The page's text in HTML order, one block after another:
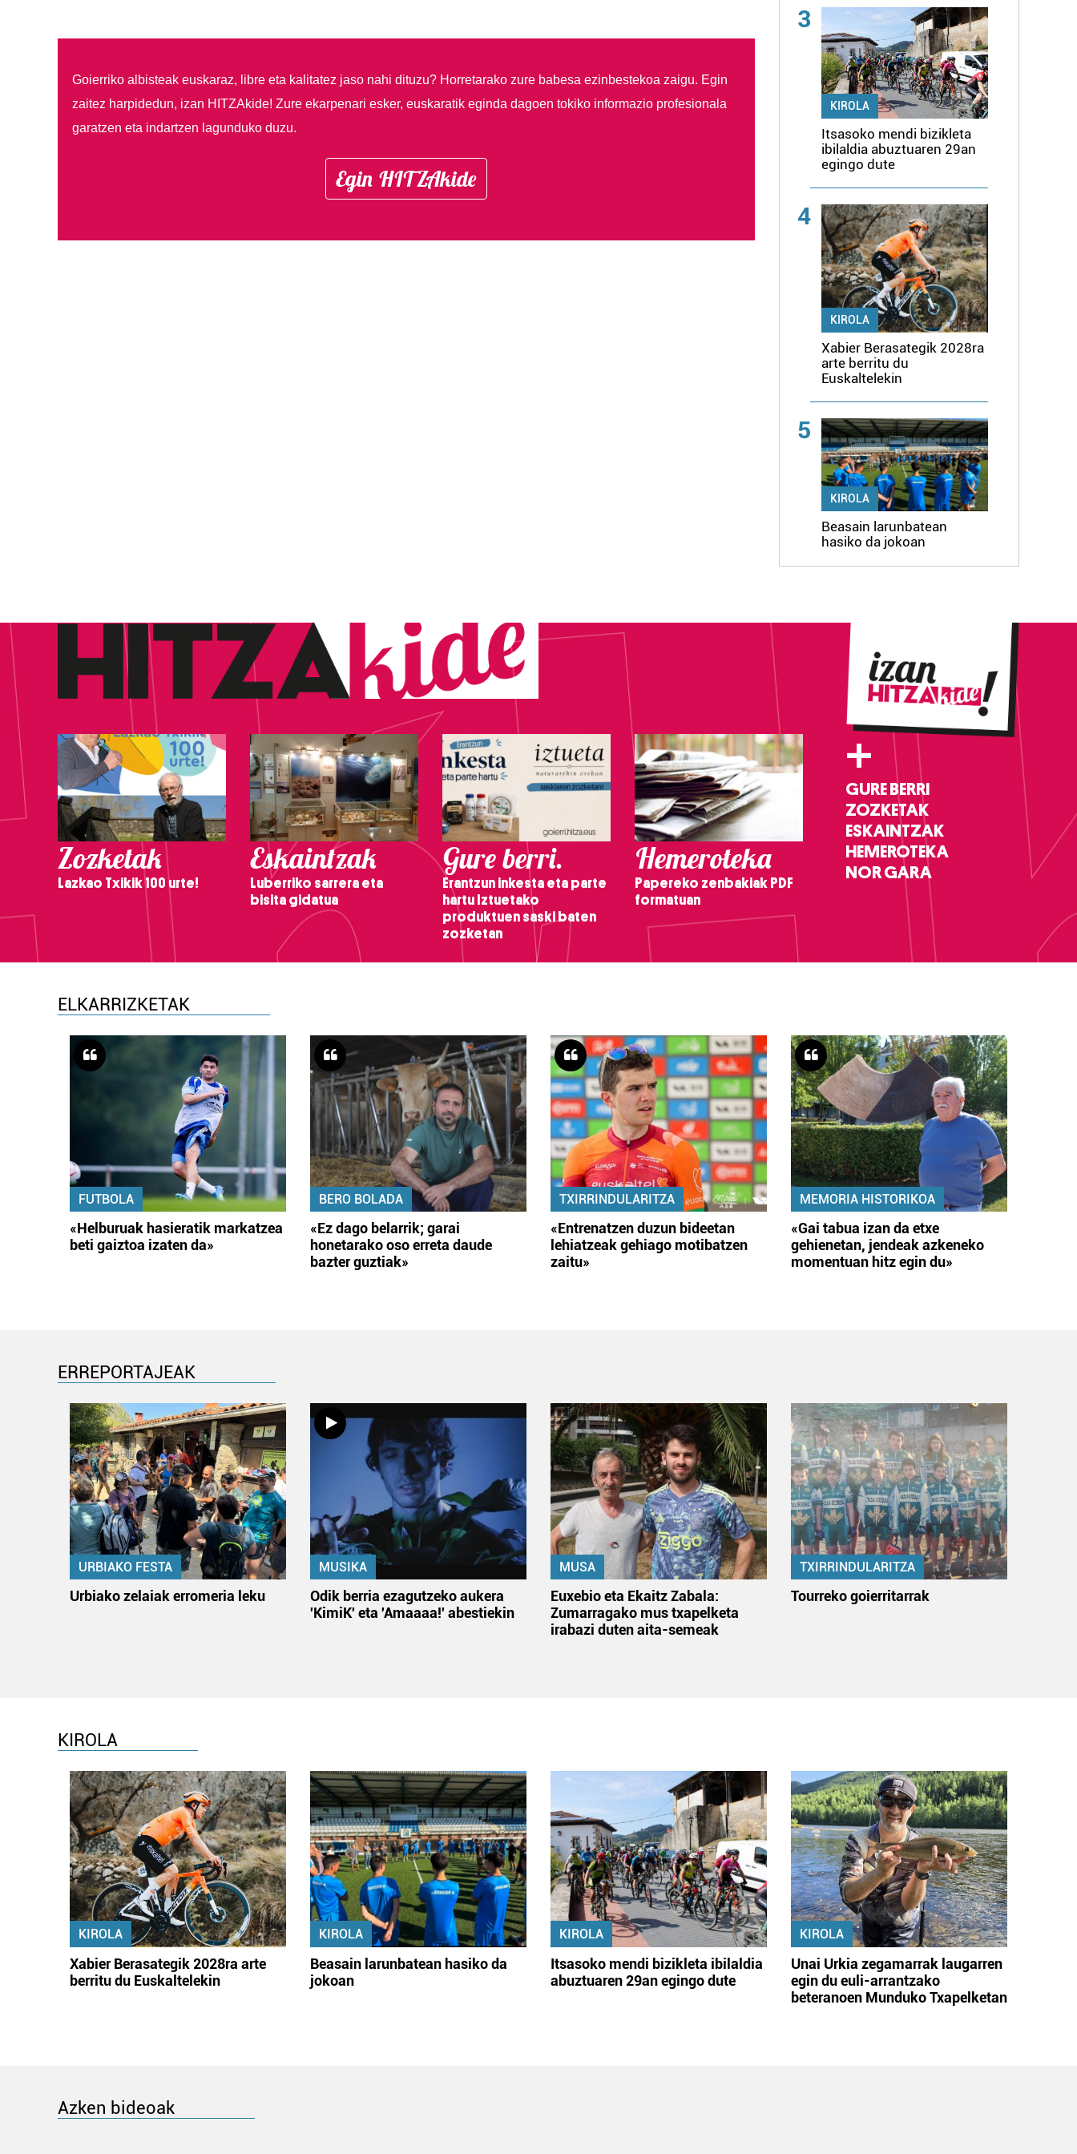
Goierriko albisteak euskaraz, libre eta kalitatez jaso nahi dituzu? Horretarako zure babesa ezinbestekoa zaigu. Egin
zaitez harpidedun, izan HITZAkide! Zure ekarpenari esker, euskaratik eginda dagoen tokiko informazio profesionala
garatzen eta indartzen lagunduko duzu.
Egin HITZAkide
3
KIROLA
Itsasoko mendi bizikleta
ibilaldia abuztuaren 29an
egingo dute
4
KIROLA
Xabier Berasategik 2028ra
arte berritu du
Euskaltelekin
5
KIROLA
Beasain larunbatean
hasiko da jokoan
Zozketak
Lazkao Txikik 100 urte!
Eskaintzak
Luberriko sarrera eta
bisita gidatua
Gure berri.
Erantzun inkesta eta parte
hartu Iztuetako
produktuen saski baten
zozketan
Hemeroteka
Papereko zenbakiak PDF
formatuan
+
GURE BERRI
ZOZKETAK
ESKAINTZAK
HEMEROTEKA
NOR GARA
ELKARRIZKETAK
FUTBOLA
«Helburuak hasieratik markatzea
beti gaiztoa izaten da»
BERO BOLADA
«Ez dago belarrik; garai
honetarako oso erreta daude
bazter guztiak»
TXIRRINDULARITZA
«Entrenatzen duzun bideetan
lehiatzeak gehiago motibatzen
zaitu»
MEMORIA HISTORIKOA
«Gai tabua izan da etxe
gehienetan, jendeak azkeneko
momentuan hitz egin du»
ERREPORTAJEAK
URBIAKO FESTA
Urbiako zelaiak erromeria leku
MUSIKA
Odik berria ezagutzeko aukera
'KimiK' eta 'Amaaaa!' abestiekin
MUSA
Euxebio eta Ekaitz Zabala:
Zumarragako mus txapelketa
irabazi duten aita-semeak
TXIRRINDULARITZA
Tourreko goierritarrak
KIROLA
KIROLA
Xabier Berasategik 2028ra arte
berritu du Euskaltelekin
KIROLA
Beasain larunbatean hasiko da
jokoan
KIROLA
Itsasoko mendi bizikleta ibilaldia
abuztuaren 29an egingo dute
KIROLA
Unai Urkia zegamarrak laugarren
egin du euli-arrantzako
beteranoen Munduko Txapelketan
Azken bideoak